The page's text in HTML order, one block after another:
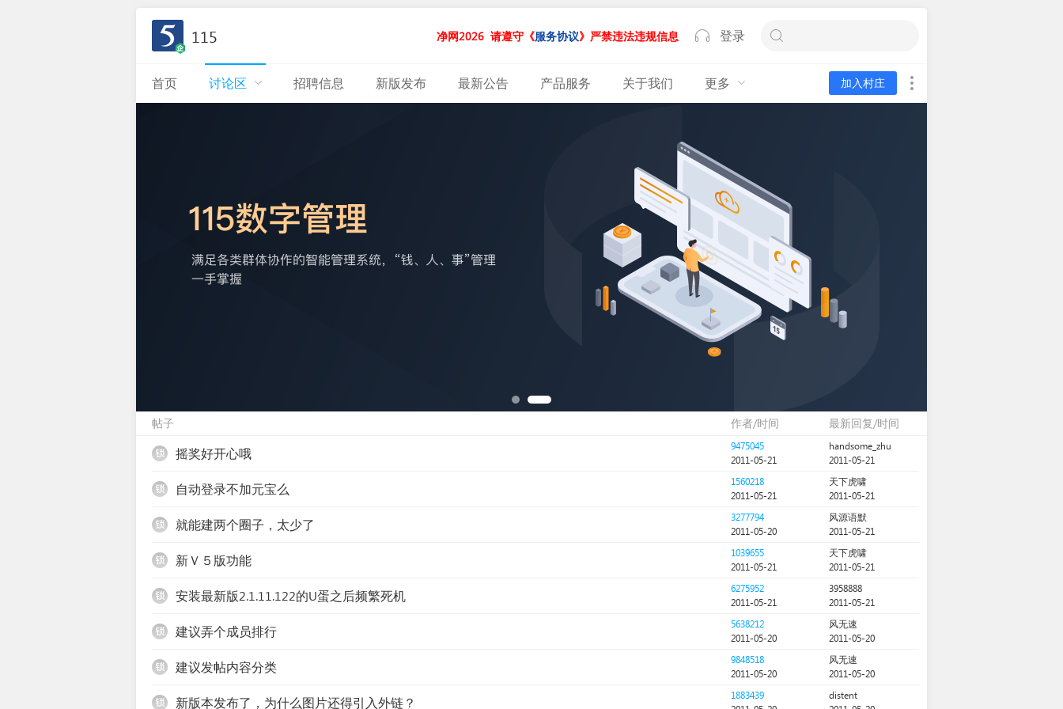
115 登录
请遵守《服务协议》严禁违法违规信息
净网2026
首页 讨论区 招聘信息 新版发布 最新公告 产品服务 关于我们 更多 加入村庄
帖子 作者/时间 最新回复/时间
锁
摇奖好开心哦
9475045
2011-05-21
handsome_zhu
2011-05-21
锁
自动登录不加元宝么
1560218
2011-05-21
天下虎啸
2011-05-21
锁
就能建两个圈子，太少了
3277794
2011-05-20
风源语默
2011-05-21
锁
新Ｖ５版功能
1039655
2011-05-21
天下虎啸
2011-05-21
安装最新版2.1.11.122的U蛋之后频繁死机
6275952
2011-05-21
3958888
2011-05-21
建议弄个成员排行
5638212
2011-05-20
风无速
2011-05-20
建议发帖内容分类
9848518
2011-05-20
风无速
2011-05-20
新版本发布了，为什么图片还得引入外链？
1883439
distent